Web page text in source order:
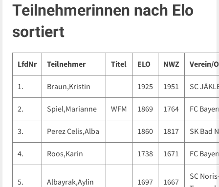
Teilnehmerinnen nach Elo
sortiert
LfdNr Teilnehmer Titel ELO NWZ Verein/
1. Braun,Kristin 1925 1951 SC
2. Spiel,Marianne WFM 1869 1764 FC
3. Perez Celis,Alba 1860 1817 SK Bad
4. Roos,Karin 1738 1671 FC
5. Albayrak,Aylin 1697 1667
SC